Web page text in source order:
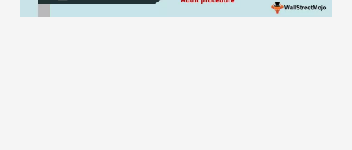
Samouczki dotyczące modelowania finansowego